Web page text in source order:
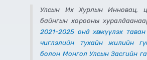
Улсын Их Хурлын Инновац,
байнгын хорооны
2021-2025 онд хөгжүүлэх
чиглэлийн тухайн жилийн
болон Монгол Улсын Засгийн